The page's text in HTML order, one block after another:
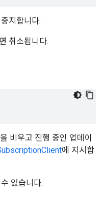
지합니다.
취소됩니다.
비우고 진행 중인 업데이
에 지시합
있습니다.